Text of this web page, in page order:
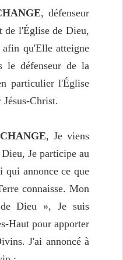
, défenseur
de l'Église de Dieu,
qu'Elle atteigne
le défenseur de la
particulier l'Église
Christ.
, Je viens
Je participe au
annonce ce que
connaisse. Mon
Dieu », Je suis
Haut pour apporter
J'ai annoncé à